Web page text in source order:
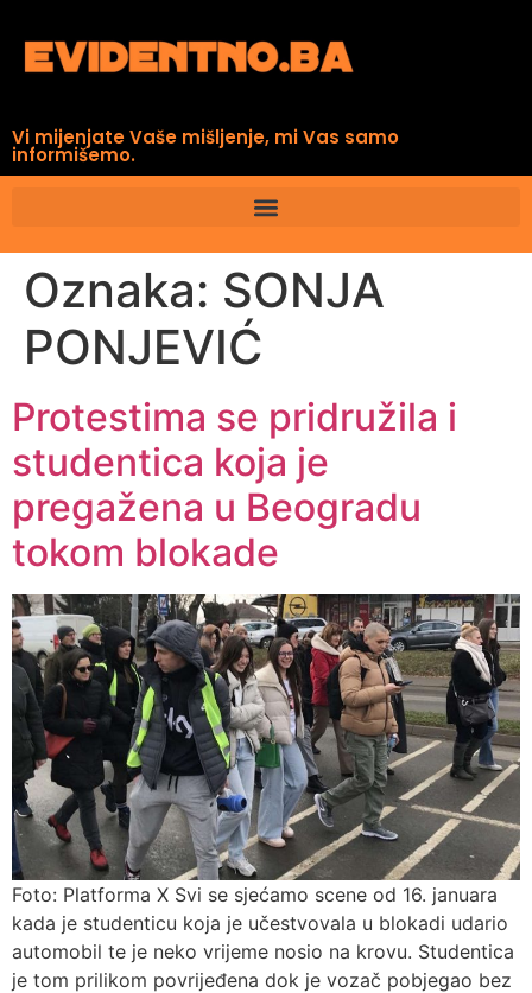
Vi mijenjate Vaše mišljenje, mi Vas samo
informišemo.
Oznaka: SONJA
PONJEVIĆ
Protestima se pridružila i
studentica koja je
pregažena u Beogradu
tokom blokade
Foto: Platforma X Svi se sjećamo scene od 16. januara
kada je studenticu koja je učestvovala u blokadi udario
automobil te je neko vrijeme nosio na krovu. Studentica
je tom prilikom povrijeđena dok je vozač pobjegao bez